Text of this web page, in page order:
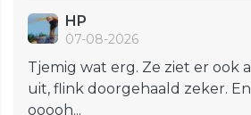
HP
07-08-2026
Tjemig wat erg. Ze ziet er ook
uit, flink doorgehaald zeker.
ooooh...